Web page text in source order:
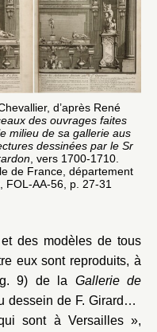
d’après René
des ouvrages faites
milieu de sa gallerie aus
dessinées par le Sr
, vers 1700-1710.
de France, département
FOL-AA-56, p. 27-31
des modèles de tous
eux sont reproduits, à
9) de la Gallerie de
de F. Girardon,
sont à Versailles »,